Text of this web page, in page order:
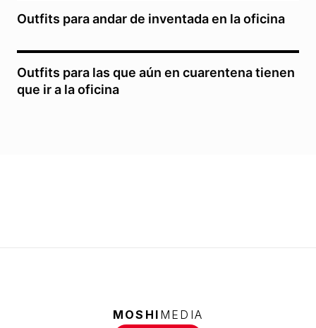
Outfits para andar de inventada en la oficina
Outfits para las que aún en cuarentena tienen
que ir a la oficina
MOSHI MEDIA